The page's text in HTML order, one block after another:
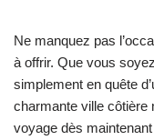
Ne manquez pas
à offrir. Que vous
simplement en quête
charmante ville côtière
voyage dès